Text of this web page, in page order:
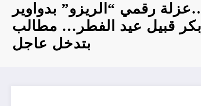
رقمي “الريزو” بدواوير
قبيل عيد الفطر… مطالب
بتدخل عاجل